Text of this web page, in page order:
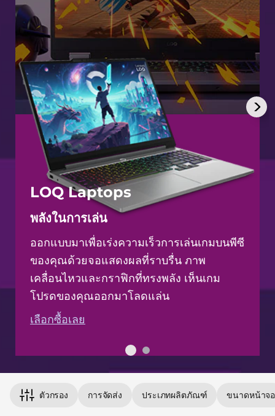
ริ
LOQ Laptops
พลังในการเล่น
ออกแบบมาเพื่อเร่งความเร็วการเล่นเกมบนพีซี
ของคุณด้วยจอแสดงผลที่ราบรื่น ภาพ
เคลื่อนไหวและกราฟิกที่ทรงพลัง เห็นเกม
โปรดของคุณออกมาโลดแล่น
เลือกซื้อเลย
ตัวกรอง การจัดส่ง ประเภทผลิตภัณฑ์ ขนาดหน้าจอ